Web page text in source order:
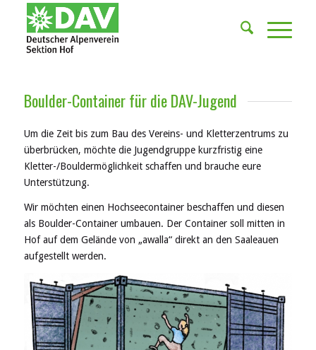
Boulder-Container für die DAV-Jugend
Um die Zeit bis zum Bau des Vereins- und Kletterzentrums zu
überbrücken, möchte die Jugendgruppe kurzfristig eine
Kletter-/Bouldermöglichkeit schaffen und brauche eure
Unterstützung.
Wir möchten einen Hochseecontainer beschaffen und diesen
als Boulder-Container umbauen. Der Container soll mitten in
Hof auf dem Gelände von „awalla“ direkt an den Saaleauen
aufgestellt werden.